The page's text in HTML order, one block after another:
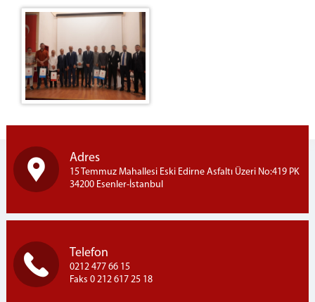
İletişim
ZİYARETÇİ BİLGİLENDİRME
e-Görüş (görüntülü görüşme)
ZİYARET GÜN VE SAATLERİ
ZİYARET YÖNETMELİĞİ
TELEFON GÖRÜŞ USUL VE ESASLAR
Emanet Para
EMANET EŞYA
Adres
15 Temmuz Mahallesi Eski Edirne Asfaltı Üzeri No:419 PK
34200 Esenler-İstanbul
Telefon
0212 477 66 15
Faks 0 212 617 25 18